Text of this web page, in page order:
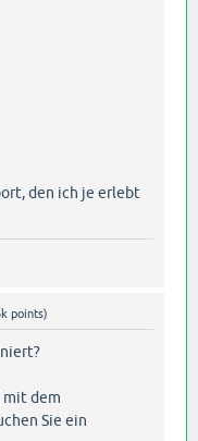
den ich je erlebt
points)
mit dem
Sie ein